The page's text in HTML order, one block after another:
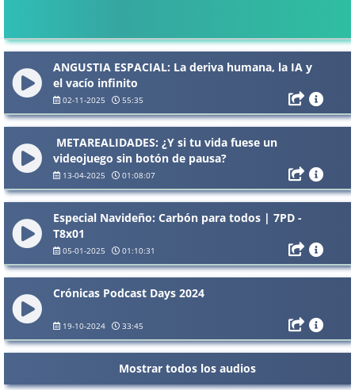
ANGUSTIA ESPACIAL: La deriva humana, la IA y
el vacío infinito
02-11-2025 55:35
️ METAREALIDADES: ¿Y si tu vida fuese un
videojuego sin botón de pausa?
13-04-2025 01:08:07
Especial Navideño: Carbón para todos | 7PD -
T8x01
05-01-2025 01:10:31
Crónicas Podcast Days 2024
19-10-2024 33:45
Mostrar todos los audios